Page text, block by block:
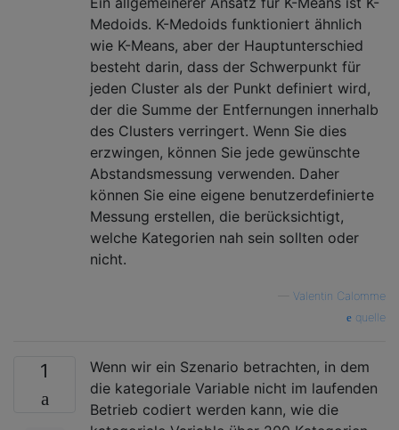
Medoids. K-Medoids funktioniert ähnlich
wie K-Means, aber der Hauptunterschied
besteht darin, dass der Schwerpunkt für
jeden Cluster als der Punkt definiert wird,
der die Summe der Entfernungen innerhalb
des Clusters verringert. Wenn Sie dies
erzwingen, können Sie jede gewünschte
Abstandsmessung verwenden. Daher
können Sie eine eigene benutzerdefinierte
Messung erstellen, die berücksichtigt,
welche Kategorien nah sein sollten oder
nicht.
Valentin Calomme
quelle
1
Wenn wir ein Szenario betrachten, in dem
die kategoriale Variable nicht im laufenden
Betrieb codiert werden kann, wie die